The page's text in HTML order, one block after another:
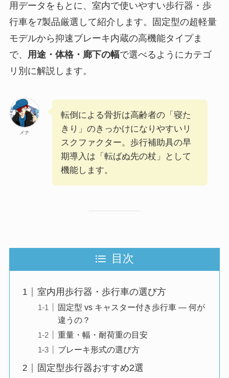
用データをもとに、室内で使いやすい歩行器・歩
行車を7製品厳選して紹介します。固定型の超軽量
モデルから抑速ブレーキ内蔵の高機能タイプま
で、 用途・体格・廊下の幅で選べるようにカテゴ
リ別に解説します。
メナ
転倒による骨折は高齢者の「寝た
きり」のきっかけになりやすいリ
スクファクター。歩行補助具の早
期導入は「転ばぬ先の杖」として
機能します。
目次
室内用歩行器・歩行車の選び方
固定型 vs キャスター付き歩行車 — 何が
違うの？
重量・幅・耐荷重の目安
ブレーキ形式の選び方
固定型歩行器おすすめ2選